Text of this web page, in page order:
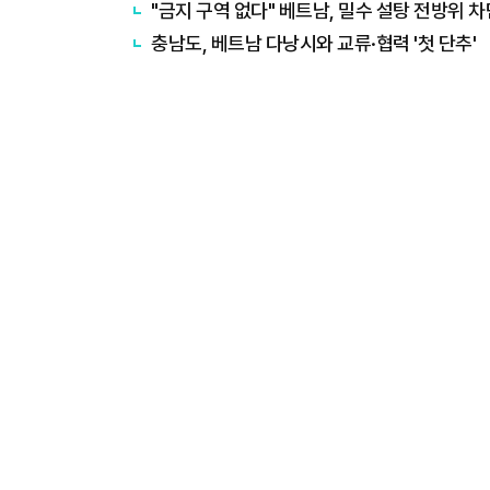
"금지 구역 없다" 베트남, 밀수 설탕 전방위 차
충남도, 베트남 다낭시와 교류·협력 '첫 단추'